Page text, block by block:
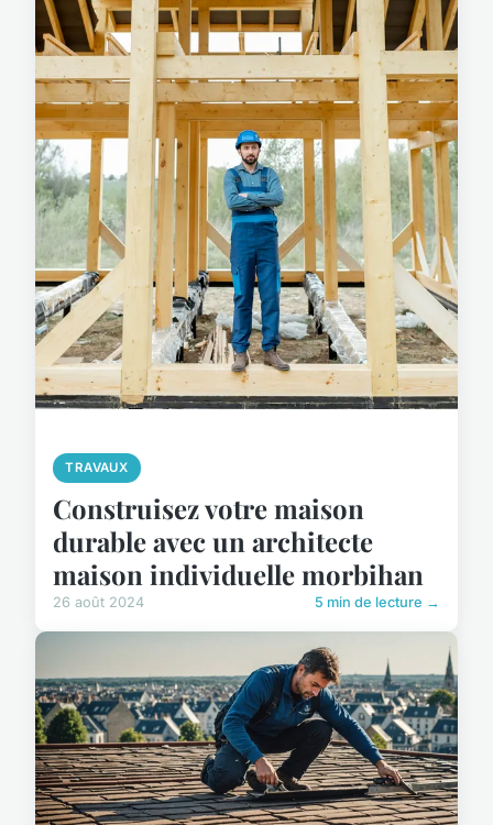
TRAVAUX
Construisez votre maison
durable avec un architecte
maison individuelle morbihan
26 août 2024 5 min de lecture →